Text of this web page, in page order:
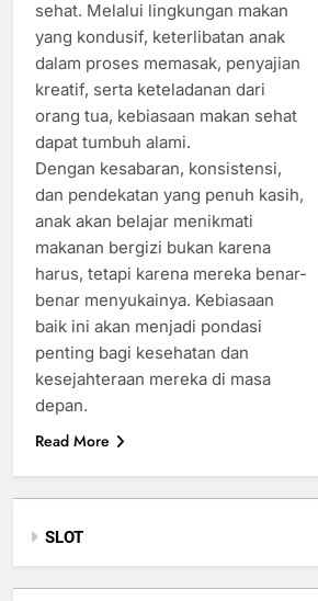
sehat. Melalui lingkungan makan
yang kondusif, keterlibatan anak
dalam proses memasak, penyajian
kreatif, serta keteladanan dari
orang tua, kebiasaan makan sehat
dapat tumbuh alami.
Dengan kesabaran, konsistensi,
dan pendekatan yang penuh kasih,
anak akan belajar menikmati
makanan bergizi bukan karena
harus, tetapi karena mereka benar-
benar menyukainya. Kebiasaan
baik ini akan menjadi pondasi
penting bagi kesehatan dan
kesejahteraan mereka di masa
depan.
Read More
SLOT